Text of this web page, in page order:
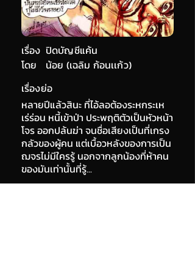
เรื่อง ปิดบัญชีแค้น
น้อย (เฉลิม ก้อนเเก้ว)
โดย
เรื่องย่อ
หลายปีแล้วสินะ ที่ไอ้ลอต้องระหกระเห
เร่ร่อน หนี้เข้าป่า ประพฤติตัวเป็นหัวหน้า
โจร ออกปล้นฆ่า จนชื่อเสียงเป็นที่เกรง
กลัวของผู้คน แต่เบื้อวหลังของการเป็น
ฌจรไม่มีใครรู้ นอกจากลูกน้องที่ห้าคน
ของมันเท่านั้นที่รู้...